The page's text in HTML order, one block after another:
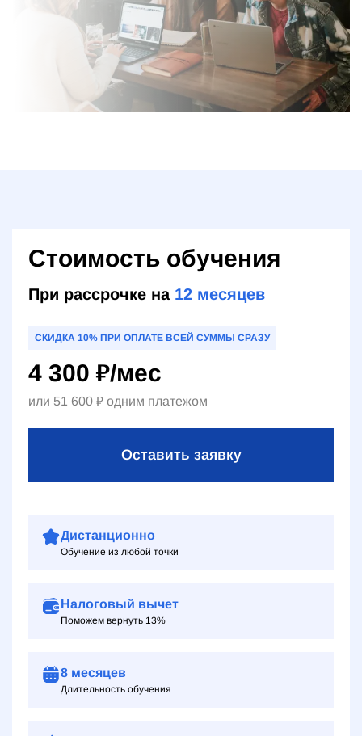
Стоимость обучения
При рассрочке на 12 месяцев
СКИДКА 10% ПРИ ОПЛАТЕ ВСЕЙ СУММЫ СРАЗУ
4 300 ₽/мес
или 51 600 ₽ одним платежом
Оставить заявку
Дистанционно
Обучение из любой точки
Налоговый вычет
Поможем вернуть 13%
8 месяцев
Длительность обучения